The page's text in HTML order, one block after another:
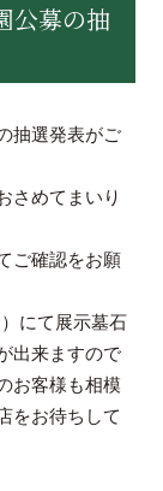
公募の抽
抽選発表がご
さめてまいり
ご確認をお願
にて展示墓石
出来ますので
お客様も相模
をお待ちして